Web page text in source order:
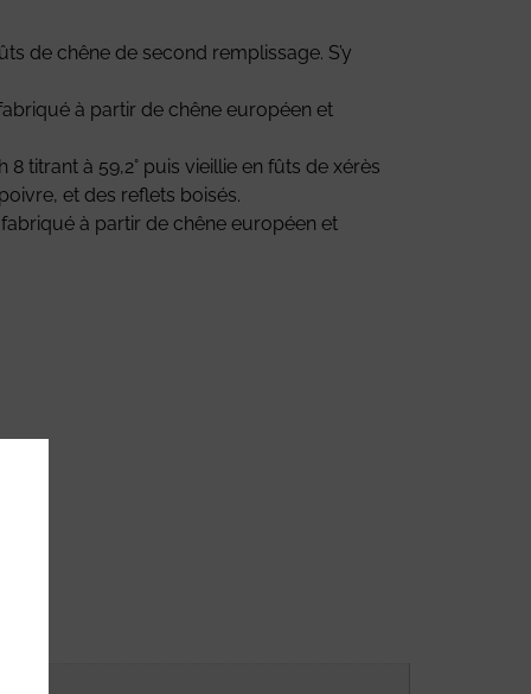
de chêne de second remplissage. S’y
à partir de chêne européen et
titrant à 59,2° puis vieillie en fûts de xérès
et des reflets boisés.
à partir de chêne européen et